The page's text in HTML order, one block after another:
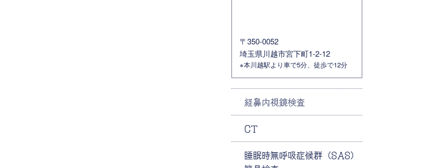
〒350-0052
埼玉県川越市宮下町1-2-12
※本川越駅より車で5分、徒歩で12分
経鼻内視鏡検査
CT
睡眠時無呼吸症候群（SAS）